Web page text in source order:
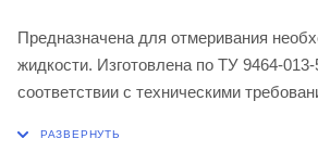
Предназначена для отмеривания
жидкости. Изготовлена по ТУ 9464-
соответствии с техническими